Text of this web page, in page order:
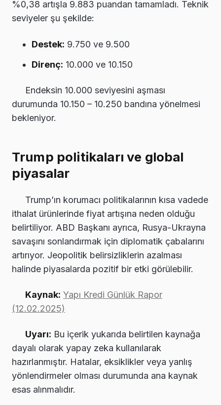
%0,38 artışla 9.883 puandan tamamladı. Teknik
seviyeler şu şekilde:
Destek: 9.750 ve 9.500
Direnç: 10.000 ve 10.150
Endeksin 10.000 seviyesini aşması
durumunda 10.150 – 10.250 bandına yönelmesi
bekleniyor.
Trump politikaları ve global
piyasalar
Trump’ın korumacı politikalarının kısa vadede
ithalat ürünlerinde fiyat artışına neden olduğu
belirtiliyor. ABD Başkanı ayrıca, Rusya-Ukrayna
savaşını sonlandırmak için diplomatik çabalarını
artırıyor. Jeopolitik belirsizliklerin azalması
halinde piyasalarda pozitif bir etki görülebilir.
Kaynak: Yapı Kredi Günlük Rapor
(12.02.2025)
Uyarı: Bu içerik yukarıda belirtilen kaynağa
dayalı olarak yapay zeka kullanılarak
hazırlanmıştır. Hatalar, eksiklikler veya yanlış
yönlendirmeler olması durumunda ana kaynak
esas alınmalıdır.